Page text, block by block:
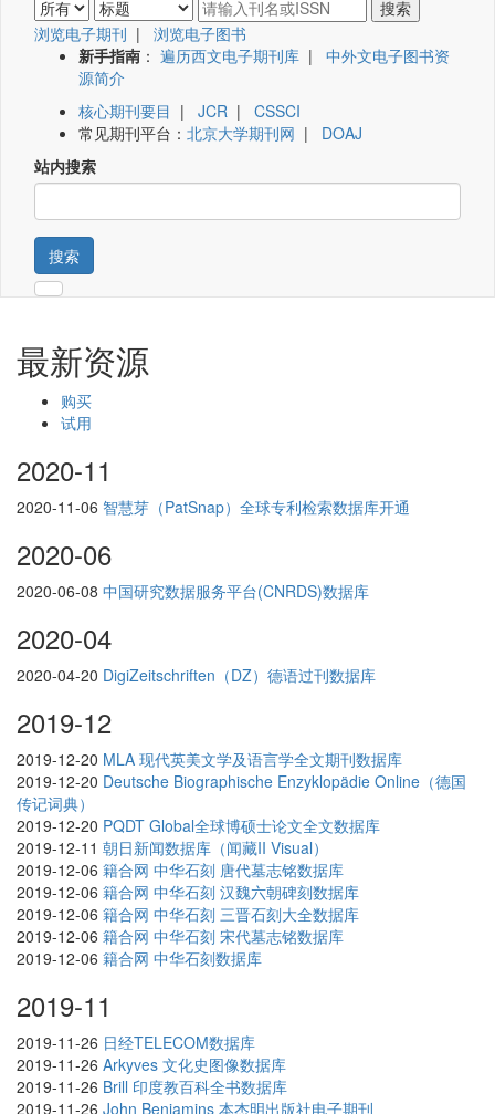
浏览电子期刊 | 浏览电子图书
新手指南 ： 遍历西文电子期刊库 | 中外文电子图书资
源简介
核心期刊要目 | JCR | CSSCI
常见期刊平台： 北京大学期刊网 | DOAJ
站内搜索
搜索
最新资源
购买
试用
2020-11
2020-11-06 智慧芽（PatSnap）全球专利检索数据库开通
2020-06
2020-06-08 中国研究数据服务平台(CNRDS)数据库
2020-04
2020-04-20 DigiZeitschriften（DZ）德语过刊数据库
2019-12
2019-12-20 MLA 现代英美文学及语言学全文期刊数据库
2019-12-20 Deutsche Biographische Enzyklopädie Online（德国
传记词典）
2019-12-20 PQDT Global全球博硕士论文全文数据库
2019-12-11 朝日新闻数据库（闻藏II Visual）
2019-12-06 籍合网 中华石刻 唐代墓志铭数据库
2019-12-06 籍合网 中华石刻 汉魏六朝碑刻数据库
2019-12-06 籍合网 中华石刻 三晋石刻大全数据库
2019-12-06 籍合网 中华石刻 宋代墓志铭数据库
2019-12-06 籍合网 中华石刻数据库
2019-11
2019-11-26 日经TELECOM数据库
2019-11-26 Arkyves 文化史图像数据库
2019-11-26 Brill 印度教百科全书数据库
2019-11-26 John Benjamins 本杰明出版社电子期刊